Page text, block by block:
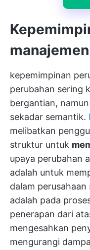
kepemimpinan
perubahan sering
bergantian,
sekadar semantik.
melibatkan
struktur untuk
upaya perubahan
adalah untuk
dalam
adalah pada
penerapan dari
mengesahkan
mengurangi